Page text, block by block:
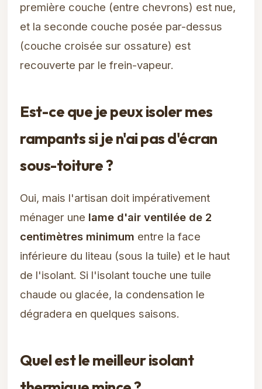
première couche (entre chevrons) est nue,
et la seconde couche posée par-dessus
(couche croisée sur ossature) est
recouverte par le frein-vapeur.
Est-ce que je peux isoler mes
rampants si je n'ai pas d'écran
sous-toiture ?
Oui, mais l'artisan doit impérativement
ménager une lame d'air ventilée de 2
centimètres minimum entre la face
inférieure du liteau (sous la tuile) et le haut
de l'isolant. Si l'isolant touche une tuile
chaude ou glacée, la condensation le
dégradera en quelques saisons.
Quel est le meilleur isolant